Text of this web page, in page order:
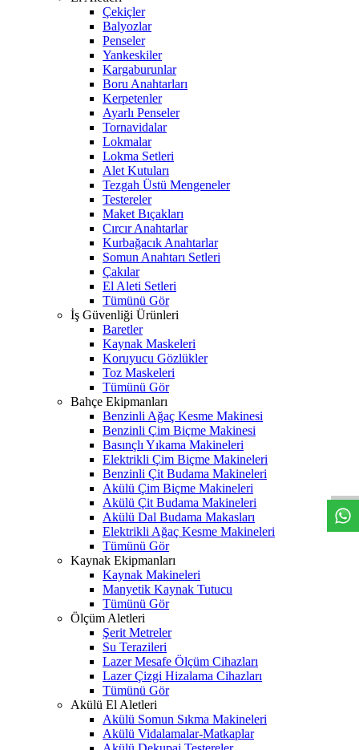
Çekiçler
Balyozlar
Penseler
Yankeskiler
Kargaburunlar
Boru Anahtarları
Kerpetenler
Ayarlı Penseler
Tornavidalar
Lokmalar
Lokma Setleri
Alet Kutuları
Tezgah Üstü Mengeneler
Testereler
Maket Bıçakları
Cırcır Anahtarlar
Kurbağacık Anahtarlar
Somun Anahtarı Setleri
Çakılar
El Aleti Setleri
Tümünü Gör
İş Güvenliği Ürünleri
Baretler
Kaynak Maskeleri
Koruyucu Gözlükler
Toz Maskeleri
Tümünü Gör
Bahçe Ekipmanları
Benzinli Ağaç Kesme Makinesi
Benzinli Çim Biçme Makinesi
Basınçlı Yıkama Makineleri
Elektrikli Çim Biçme Makineleri
Benzinli Çit Budama Makineleri
Akülü Çim Biçme Makineleri
Akülü Çit Budama Makineleri
Akülü Dal Budama Makasları
Elektrikli Ağaç Kesme Makineleri
Tümünü Gör
Kaynak Ekipmanları
Kaynak Makineleri
Manyetik Kaynak Tutucu
Tümünü Gör
Ölçüm Aletleri
Şerit Metreler
Su Terazileri
Lazer Mesafe Ölçüm Cihazları
Lazer Çizgi Hizalama Cihazları
Tümünü Gör
Akülü El Aletleri
Akülü Somun Sıkma Makineleri
Akülü Vidalamalar-Matkaplar